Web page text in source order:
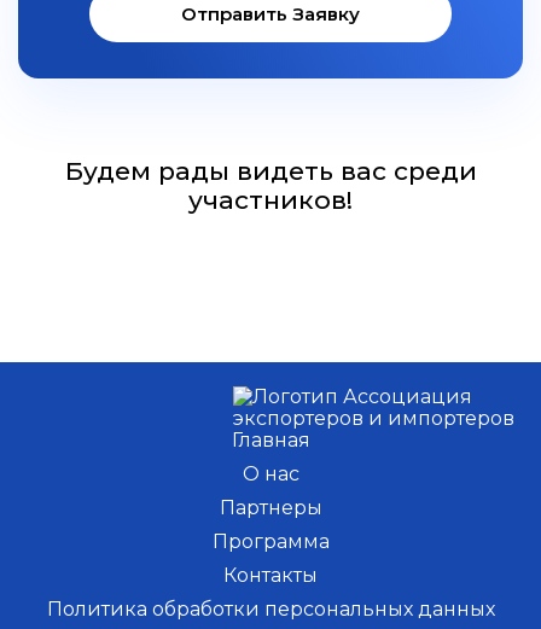
Отправить Заявку
Будем рады видеть вас среди
участников!
Главная
О нас
Партнеры
Программа
Контакты
Политика обработки персональных данных